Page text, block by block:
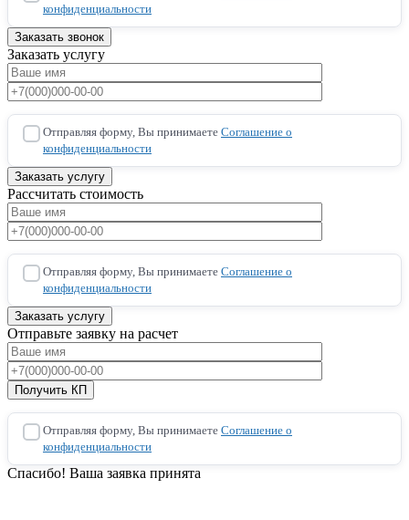
конфиденциальности
Заказать услугу
Отправляя форму, Вы принимаете Соглашение о
конфиденциальности
Рассчитать стоимость
Отправляя форму, Вы принимаете Соглашение о
конфиденциальности
Отправьте заявку на расчет
Отправляя форму, Вы принимаете Соглашение о
конфиденциальности
Спасибо! Ваша заявка принята